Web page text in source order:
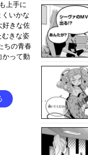
上手に
くいかな
好きな佐
むきな姿
ちの青春
かって動